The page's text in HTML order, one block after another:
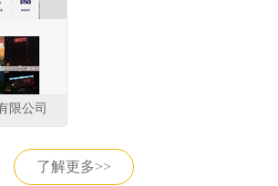
限公司
了解更多>>